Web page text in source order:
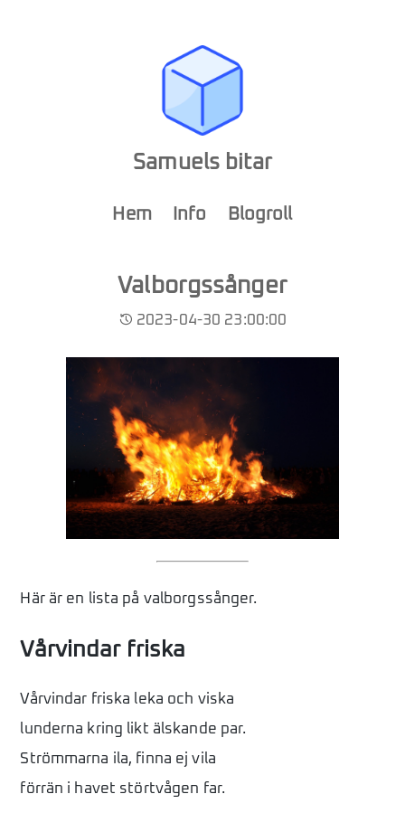
Samuels bitar
Hem Info Blogroll
Valborgssånger
2023-04-30 23:00:00
Här är en lista på valborgssånger.
Vårvindar friska
Vårvindar friska leka och viska
lunderna kring likt älskande par.
Strömmarna ila, finna ej vila
förrän i havet störtvågen far.